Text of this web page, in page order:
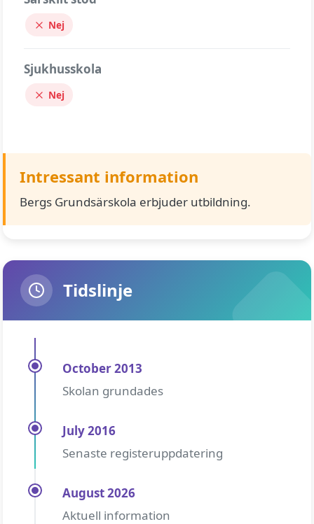
Nej
Sjukhusskola
Nej
Intressant information
Bergs Grundsärskola erbjuder utbildning.
Tidslinje
October 2013
Skolan grundades
July 2016
Senaste registeruppdatering
August 2026
Aktuell information